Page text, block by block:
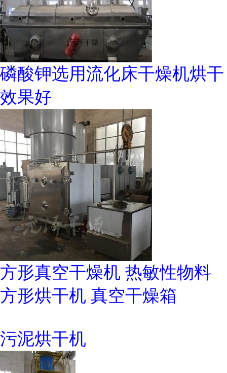
磷酸钾选用流化床干燥机烘干
效果好
方形真空干燥机 热敏性物料
方形烘干机 真空干燥箱
污泥烘干机